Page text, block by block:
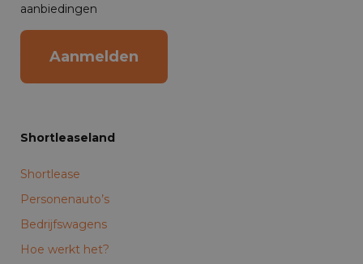
aanbiedingen
Aanmelden
Shortleaseland
Shortlease
Personenauto’s
Bedrijfswagens
Hoe werkt het?